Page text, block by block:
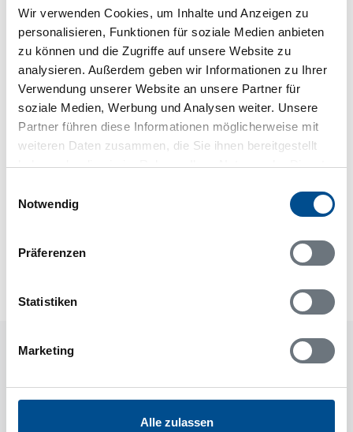
Wir verwenden Cookies, um Inhalte und Anzeigen zu
personalisieren, Funktionen für soziale Medien anbieten
zu können und die Zugriffe auf unsere Website zu
analysieren. Außerdem geben wir Informationen zu Ihrer
Verwendung unserer Website an unsere Partner für
soziale Medien, Werbung und Analysen weiter. Unsere
Partner führen diese Informationen möglicherweise mit
weiteren Daten zusammen, die Sie ihnen bereitgestellt
haben oder die sie im Rahmen Ihrer Nutzung der Dienste
Notwendig
Präferenzen
Statistiken
Marketing
Alle zulassen
Gartenmöbel
Liegestuhl
Sonstiges
Besonderheiten
Energiesparhaus
Solarenergie
Ladestation für Elektroautos
Die aktuellen Verbrauchskosten finden Sie im
Raumaufteilung